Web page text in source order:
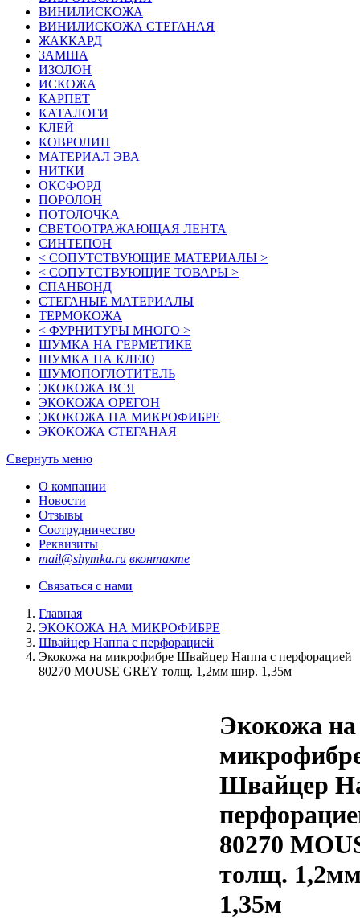
ВИНИЛИСКОЖА
ВИНИЛИСКОЖА СТЕГАНАЯ
ЖАККАРД
ЗАМША
ИЗОЛОН
ИСКОЖА
КАРПЕТ
КАТАЛОГИ
КЛЕЙ
КОВРОЛИН
МАТЕРИАЛ ЭВА
НИТКИ
ОКСФОРД
ПОРОЛОН
ПОТОЛОЧКА
СВЕТООТРАЖАЮЩАЯ ЛЕНТА
СИНТЕПОН
< СОПУТСТВУЮЩИЕ МАТЕРИАЛЫ >
< СОПУТСТВУЮЩИЕ ТОВАРЫ >
СПАНБОНД
СТЕГАНЫЕ МАТЕРИАЛЫ
ТЕРМОКОЖА
< ФУРНИТУРЫ МНОГО >
ШУМКА НА ГЕРМЕТИКЕ
ШУМКА НА КЛЕЮ
ШУМОПОГЛОТИТЕЛЬ
ЭКОКОЖА ВСЯ
ЭКОКОЖА ОРЕГОН
ЭКОКОЖА НА МИКРОФИБРЕ
ЭКОКОЖА СТЕГАНАЯ
Свернуть меню
О компании
Новости
Отзывы
Соотрудничество
Реквизиты
mail@shymka.ru вконтакте
Связаться с нами
Главная
ЭКОКОЖА НА МИКРОФИБРЕ
Швайцер Наппа с перфорацией
Экокожа на микрофибре Швайцер Наппа с перфорацией
80270 MOUSE GREY толщ. 1,2мм шир. 1,35м
Экокожа на
Швайцер
80270
толщ.
1,35м